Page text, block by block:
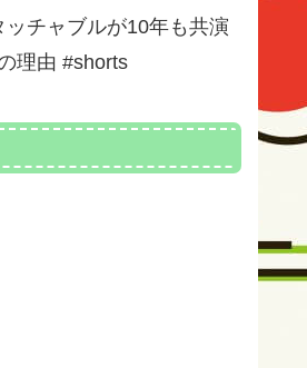
ッチャブルが10年も共演
理由 #shorts